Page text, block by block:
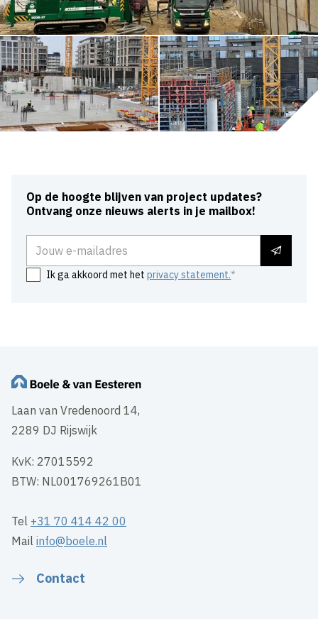
Op de hoogte blijven van project updates?
Ontvang onze nieuws alerts in je mailbox!
Ik ga akkoord met hetprivacy statement.
Laan van Vredenoord 14,
2289 DJ Rijswijk
KvK: 27015592
BTW: NL001769261B01
Tel +31 70 414 42 00
Mailinfo@boele.nl
Contact